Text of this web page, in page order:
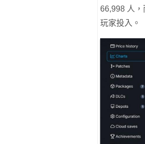
66,998 人
玩家投入。